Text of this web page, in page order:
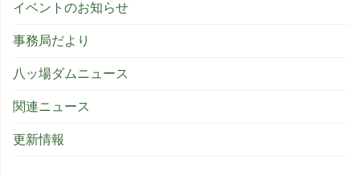
イベントのお知らせ
事務局だより
八ッ場ダムニュース
関連ニュース
更新情報